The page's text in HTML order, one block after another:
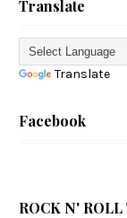
Translate
Translate
Facebook
ROCK N'